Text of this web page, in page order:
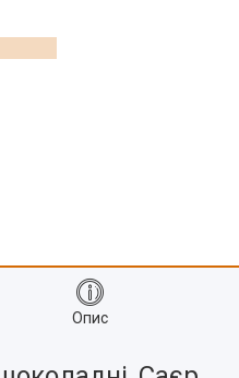
бобові
Опис